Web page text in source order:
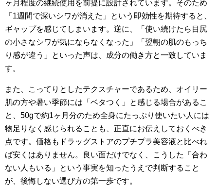
ヶ月程度の継続使用を前提に設計されています。そのため
「1週間で深いシワが消えた」という即効性を期待すると、
ギャップを感じてしまいます。逆に、「使い続けたら目尻
の小さなシワが気にならなくなった」「翌朝の肌のもっち
り感が違う」といった声は、成分の働き方と一致していま
す。
また、こってりとしたテクスチャーであるため、オイリー
肌の方や暑い季節には「ベタつく」と感じる場合があるこ
と、50gで約1ヶ月分のため全身にたっぷり使いたい人には
物足りなく感じられることも、正直にお伝えしておくべき
点です。価格もドラッグストアのプチプラ美容液と比べれ
ば安くはありません。良い面だけでなく、こうした「合わ
ない人もいる」という事実を知ったうえで判断すること
が、後悔しない選び方の第一歩です。